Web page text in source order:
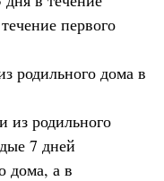
первого
родильного дома в
из родильного
7 дней
дома, а в